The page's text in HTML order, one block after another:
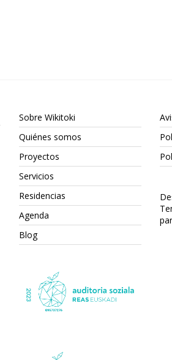
Sobre Wikitoki
Quiénes somos
Proyectos
Servicios
Residencias
Agenda
Blog